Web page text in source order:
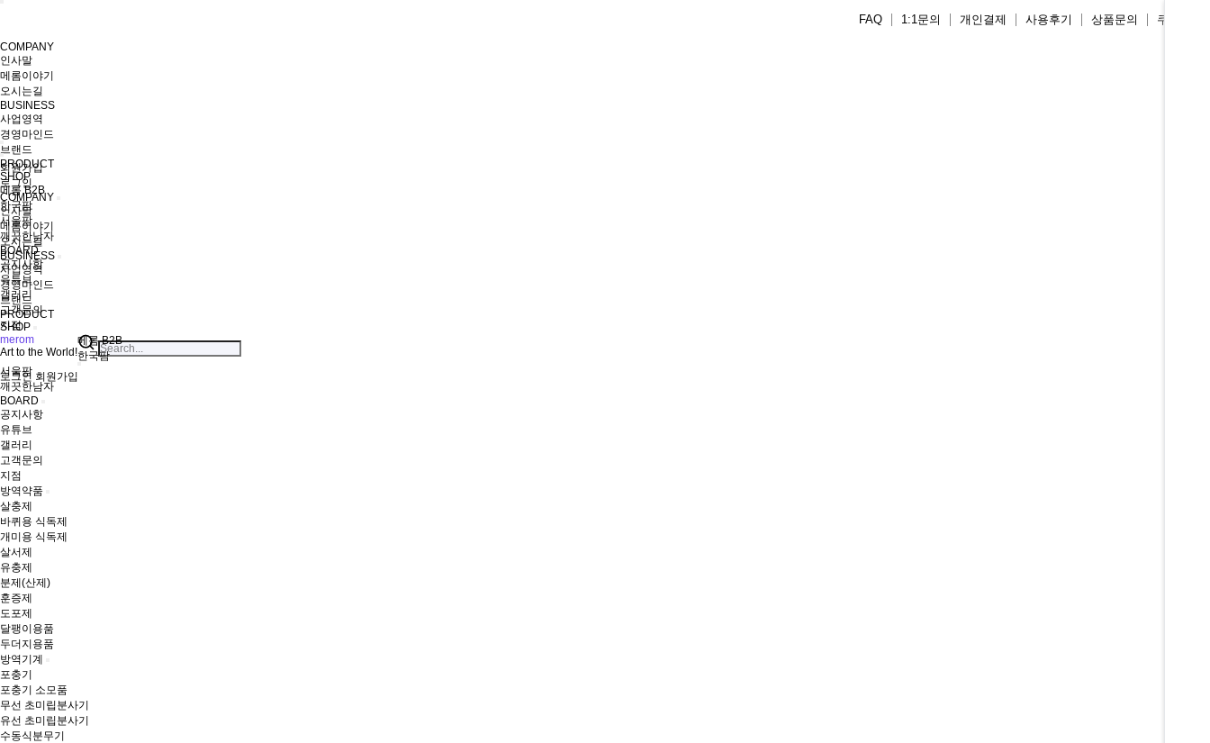
FAQ 1:1문의 개인결제 사용후기 상품문의 쿠폰존
COMPANY
인사말
메롬이야기
오시는길
BUSINESS
사업영역
경영마인드
브랜드
PRODUCT
SHOP
메롬 B2B
한국팜
서울팜
깨끗한남자
BOARD
공지사항
유튜브
갤러리
고객문의
지점
merom
Art to the World!
로그인 회원가입
회원가입
로그인
COMPANY
인사말
메롬이야기
오시는길
BUSINESS
사업영역
경영마인드
브랜드
PRODUCT
SHOP
메롬 B2B
한국팜
서울팜
깨끗한남자
BOARD
공지사항
유튜브
갤러리
고객문의
지점
방역약품
살충제
바퀴용 식독제
개미용 식독제
살서제
유충제
분제(산제)
훈증제
도포제
달팽이용품
두더지용품
방역기계
포충기
포충기 소모품
무선 초미립분사기
유선 초미립분사기
수동식분무기